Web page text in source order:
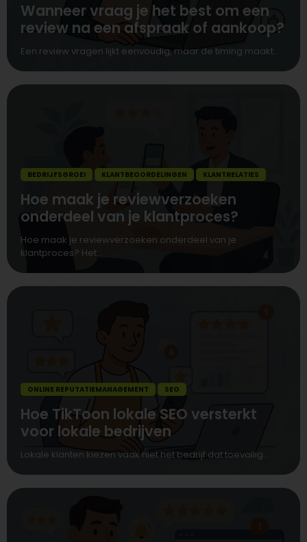
Wanneer vraag je het best om een
review na een afspraak of aankoop?
Een review vragen lijkt eenvoudig, maar de timing maakt...
BEDRIJFSGROEI KLANTBEOORDELINGEN KLANTRELATIES
Hoe maak je reviewverzoeken
onderdeel van je klantproces?
Hoe maak je reviewverzoeken onderdeel van je
klantproces? Het...
ONLINE REPUTATIEMANAGEMENT SEO
Hoe TikToon lokale SEO versterkt
voor lokale bedrijven
Lokale klanten kiezen vaak niet het bedrijf dat toevallig...